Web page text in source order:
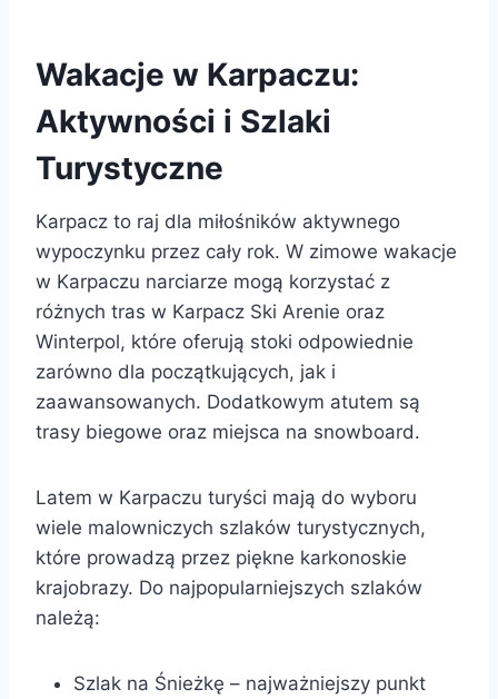
Wakacje w Karpaczu:
Aktywności i Szlaki
Turystyczne
Karpacz to raj dla miłośników aktywnego
wypoczynku przez cały rok. W zimowe wakacje
w Karpaczu narciarze mogą korzystać z
różnych tras w Karpacz Ski Arenie oraz
Winterpol, które oferują stoki odpowiednie
zarówno dla początkujących, jak i
zaawansowanych. Dodatkowym atutem są
trasy biegowe oraz miejsca na snowboard.
Latem w Karpaczu turyści mają do wyboru
wiele malowniczych szlaków turystycznych,
które prowadzą przez piękne karkonoskie
krajobrazy. Do najpopularniejszych szlaków
należą:
Szlak na Śnieżkę – najważniejszy punkt